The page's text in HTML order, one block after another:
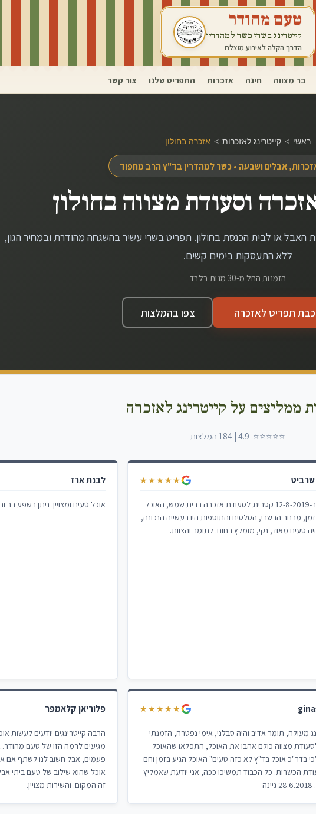
טעם מהודר
קייטרינג בשרי כשר למהדרין
הדרך הקלה לאירוע מוצלח
בר מצווה חינה אזכרות התפריט שלנו צור קשר
ראשי > קייטרינג לאזכרות > אזכרה בחולון
אבלים ושבעה • כשר למהדרין בד"ץ הרב מחפוד
וסעודת מצווה בחולון
האבל או לבית הכנסת בחולון. תפריט בשרי עשיר בהשגחה מהודרת ובמחיר הגון,
ללא התעסקות בימים קשים.
הזמנות החל מ-30 מנות בלבד
תפריט לאזכרה צפו בהמלצות
ממליצים על קייטרינג לאזכרה
⭐⭐⭐⭐⭐ 4.9 | 184 המלצות
★★★★★
הזמנו ב-12-8-2019 קטרינג לסעודת אזכרה בבית שמש, האוכל
מבחר הבשרי, הסלטים והתוספות היו בעשייה הנכונה,
טעים מאוד, נקי, מומלץ בחום. לתומר והצוות.
לבנת ארז
אוכל טעים ומצויין. ניתן בשפע
★★★★★
מעולה, תומר אדיב והיה סבלני, אימי נפטרה, הזמנתי
מצווה כולם אהבו את האוכל, התפלאו שהאוכל
בדר"כ אוכל בד"ץ לא כזה טעים" האוכל הגיע בזמן וחם
הכשרות. כל הכבוד תמשיכו ככה, אני יודעת שאמליץ
פלוריאן קלאמפר
הרבה קייטרינגים יודעים לעשות
מגיעים לרמה הזו של טעם מהודר.
פעמים, אבל חשוב לנו לשתף אם
אוכל שהוא שילוב של טעם ביתי
זה המקום. והשירות מצויין.